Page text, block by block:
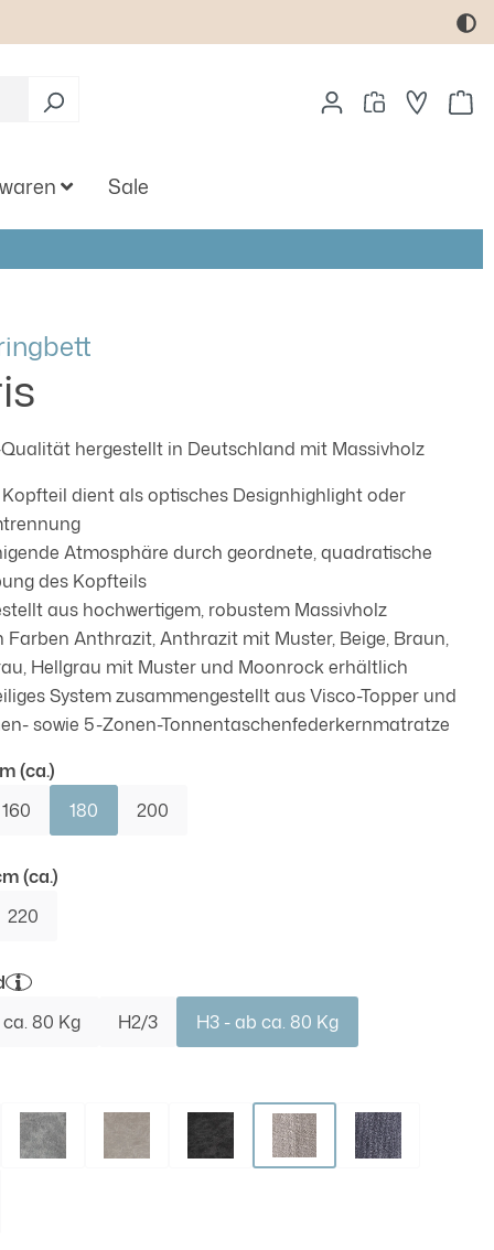
Sale
hergestellt in Deutschland mit Massivholz
dient als optisches Designhighlight oder
Atmosphäre durch geordnete, quadratische
des Kopfteils
aus hochwertigem, robustem Massivholz
Farben Anthrazit, Anthrazit mit Muster, Beige, Braun,
Hellgrau mit Muster und Moonrock erhältlich
System zusammengestellt aus Visco-Topper und
sowie 5-Zonen-Tonnentaschenfederkernmatratze
(ca.)auswählen
160 180 200
(ca.)auswählen
220
auswählen
80 Kg
H2/3 H3 - ab ca. 80 Kg
Hellgrau MusterMoonrock MusterAnthrazit Muster
Beige Anthrazit
Muster